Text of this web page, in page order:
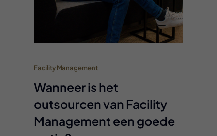
Facility Management
Wanneer is het
outsourcen van Facility
Management een goede